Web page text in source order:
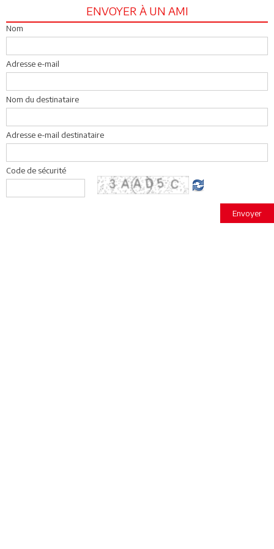
ENVOYER À UN AMI
Nom
Adresse e-mail
Nom du destinataire
Adresse e-mail destinataire
Code de sécurité
Envoyer